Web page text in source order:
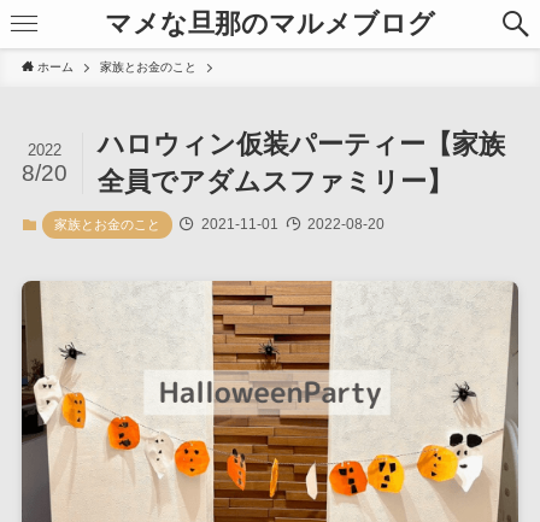
マメな旦那のマルメブログ
ホーム 家族とお金のこと
ハロウィン仮装パーティー【家族
全員でアダムスファミリー】
2022
8/20
家族とお金のこと 2021-11-01 2022-08-20